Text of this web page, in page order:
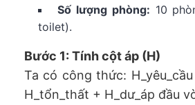
Số lượng phòng: 10
toilet).
Bước 1: Tính cột áp (H)
Ta có công thức:
H_tổn_thất + H_dư_áp đầu